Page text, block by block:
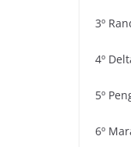
3º
4º
5º
6º